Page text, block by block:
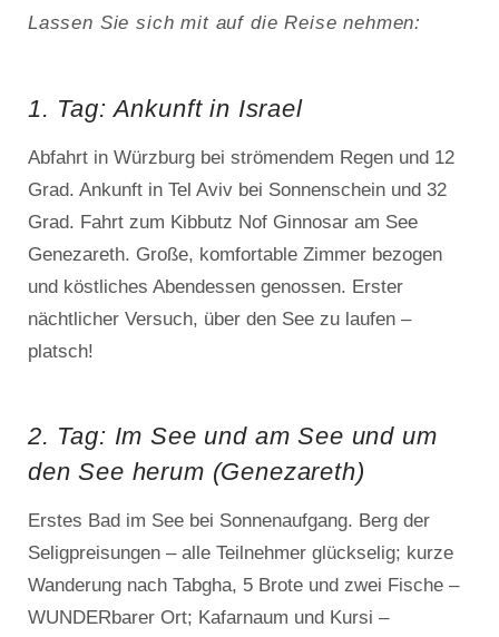
Lassen Sie sich mit auf die Reise nehmen:
1. Tag: Ankunft in Israel
Abfahrt in Würzburg bei strömendem Regen und 12
Grad. Ankunft in Tel Aviv bei Sonnenschein und 32
Grad. Fahrt zum Kibbutz Nof Ginnosar am See
Genezareth. Große, komfortable Zimmer bezogen
und köstliches Abendessen genossen. Erster
nächtlicher Versuch, über den See zu laufen –
platsch!
2. Tag: Im See und am See und um
den See herum (Genezareth)
Erstes Bad im See bei Sonnenaufgang. Berg der
Seligpreisungen – alle Teilnehmer glückselig; kurze
Wanderung nach Tabgha, 5 Brote und zwei Fische –
WUNDERbarer Ort; Kafarnaum und Kursi –